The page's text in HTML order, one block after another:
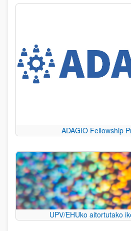
ADAGIO Fellowship
UPV/EHUko aitortutako